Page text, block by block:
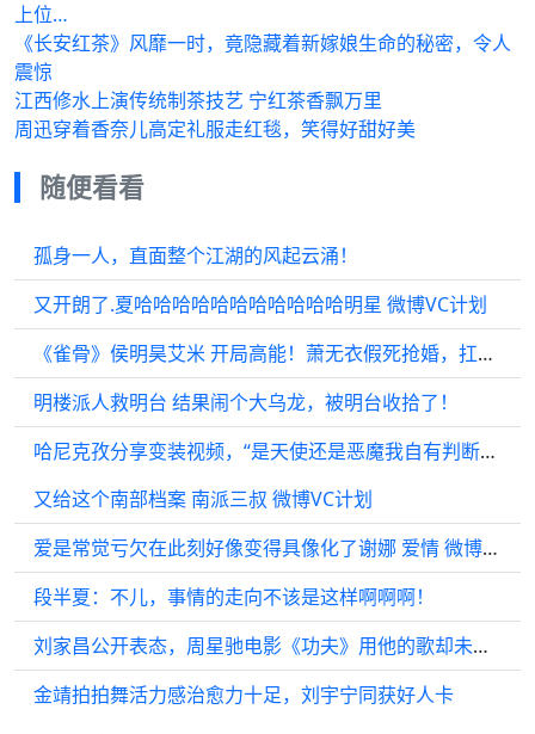
上位…
《长安红茶》风靡一时，竟隐藏着新嫁娘生命的秘密，令人
震惊
江西修水上演传统制茶技艺 宁红茶香飘万里
周迅穿着香奈儿高定礼服走红毯，笑得好甜好美
随便看看
孤身一人，直面整个江湖的风起云涌！
又开朗了.夏哈哈哈哈哈哈哈哈哈哈哈明星 微博VC计划
《雀骨》侯明昊艾米 开局高能！萧无衣假死抢婚，扛起新娘就走
明楼派人救明台 结果闹个大乌龙，被明台收拾了！
哈尼克孜分享变装视频，“是天使还是恶魔我自有判断”！
又给这个南部档案 南派三叔 微博VC计划
爱是常觉亏欠在此刻好像变得具像化了谢娜 爱情 微博VC计划
段半夏：不儿，事情的走向不该是这样啊啊啊！
刘家昌公开表态，周星驰电影《功夫》用他的歌却未打招呼
金靖拍拍舞活力感治愈力十足，刘宇宁同获好人卡